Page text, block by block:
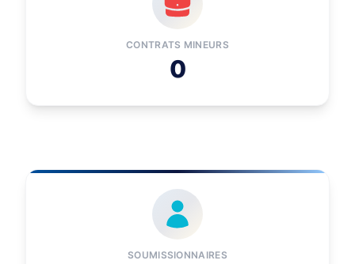
CONTRATS MINEURS
0
SOUMISSIONNAIRES